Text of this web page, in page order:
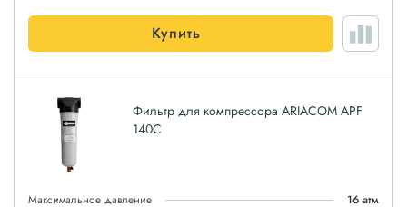
Купить
Фильтр для компрессора ARIACOM APF
140C
Максимальное давление 16 атм